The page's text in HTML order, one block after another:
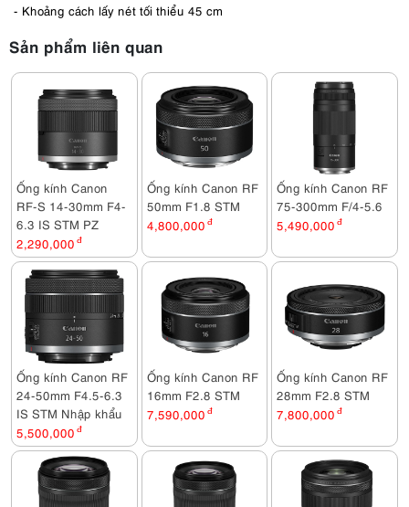
- Khoảng cách lấy nét tối thiểu 45 cm
Sản phẩm liên quan
Ống kính Canon
RF-S 14-30mm F4-
6.3 IS STM PZ
2,290,000 đ
Ống kính Canon RF
50mm F1.8 STM
4,800,000 đ
Ống kính Canon RF
75-300mm F/4-5.6
5,490,000 đ
Ống kính Canon RF
24-50mm F4.5-6.3
IS STM Nhập khẩu
5,500,000 đ
Ống kính Canon RF
16mm F2.8 STM
7,590,000 đ
Ống kính Canon RF
28mm F2.8 STM
7,800,000 đ